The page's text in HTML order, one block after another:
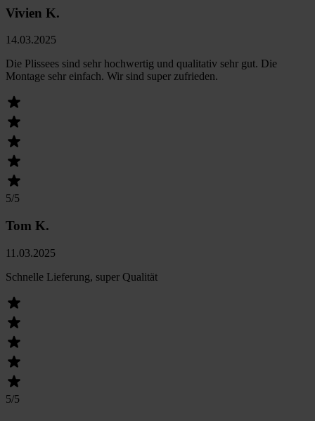
Vivien K.
14.03.2025
Die Plissees sind sehr hochwertig und qualitativ sehr gut. Die
Montage sehr einfach. Wir sind super zufrieden.
5/5
Tom K.
11.03.2025
Schnelle Lieferung, super Qualität
5/5